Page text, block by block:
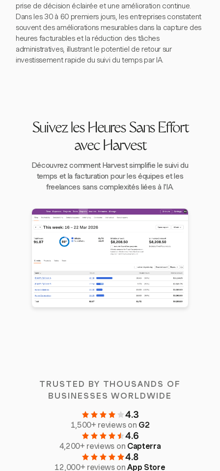
prise de décision éclairée et une amélioration continue.
Dans les 30 à 60 premiers jours, les entreprises constatent
souvent des améliorations mesurables dans la capture des
heures facturables et la réduction des tâches
administratives, illustrant le potentiel de retour sur
investissement rapide du suivi du temps par IA.
Suivez les Heures Sans Effort
avec Harvest
Découvrez comment Harvest simplifie le suivi du
temps et la facturation pour les équipes et les
freelances sans complexités liées à l'IA.
TRUSTED BY THOUSANDS OF
BUSINESSES WORLDWIDE
4.3
1,500+ reviews on G2
4.6
4,200+ reviews on Capterra
4.8
12,000+ reviews onApp Store